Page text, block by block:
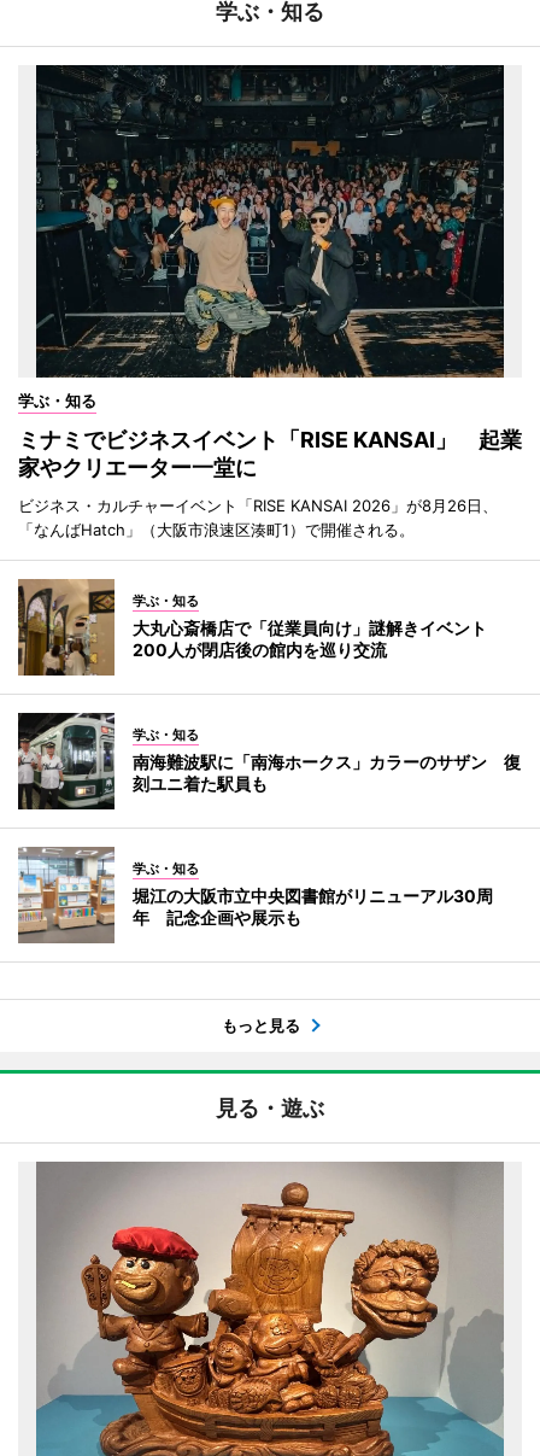
学ぶ・知る
学ぶ・知る
ミナミでビジネスイベント「RISE KANSAI」 起業
家やクリエーター一堂に
ビジネス・カルチャーイベント「RISE KANSAI 2026」が8月26日、
「なんばHatch」（大阪市浪速区湊町1）で開催される。
学ぶ・知る
大丸心斎橋店で「従業員向け」謎解きイベント
200人が閉店後の館内を巡り交流
学ぶ・知る
南海難波駅に「南海ホークス」カラーのサザン 復
刻ユニ着た駅員も
学ぶ・知る
堀江の大阪市立中央図書館がリニューアル30周
年 記念企画や展示も
もっと見る
見る・遊ぶ